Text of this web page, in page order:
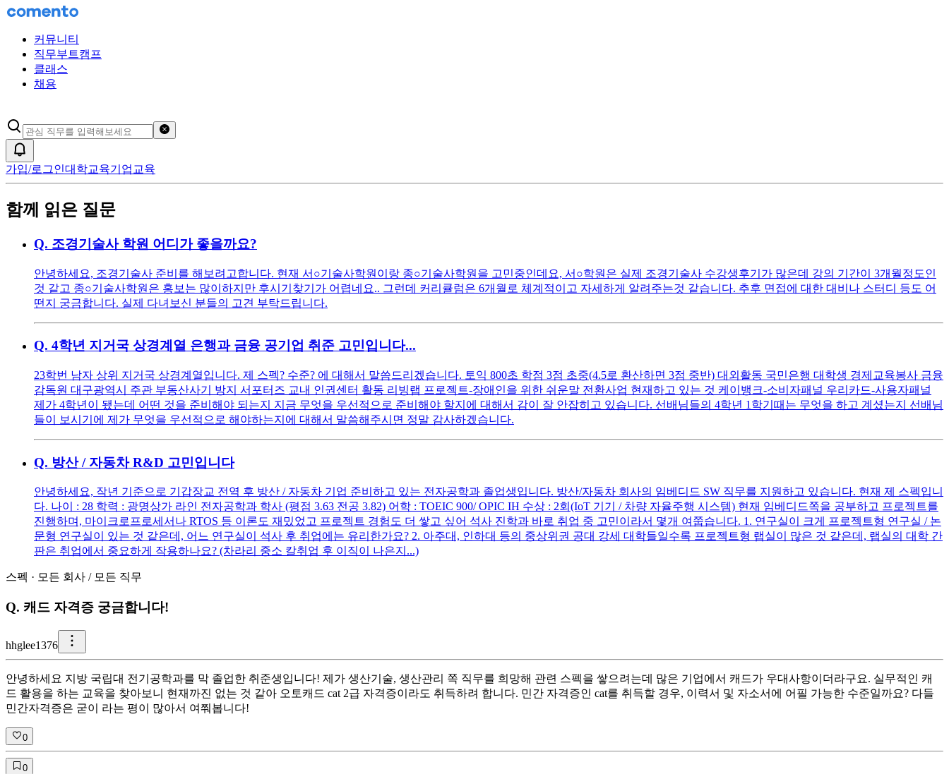
커뮤니티
직무부트캠프
클래스
채용
가입/로그인대학교육기업교육
함께 읽은 질문
Q. 조경기술사 학원 어디가 좋을까요?
안녕하세요, 조경기술사 준비를 해보려고합니다. 현재 서○기술사학원이랑 종○기술사학원을 고민중인데요, 서○학원은 실제 조경기술사 수강생후기가 많은데 강의 기간이 3개월정도인
것 같고 종○기술사학원은 홍보는 많이하지만 후시기찾기가 어렵네요.. 그런데 커리큘럼은 6개월로 체계적이고 자세하게 알려주는것 같습니다. 추후 면접에 대한 대비나 스터디 등도 어
떤지 궁금합니다. 실제 다녀보신 분들의 고견 부탁드립니다.
Q. 4학년 지거국 상경계열 은행과 금융 공기업 취준 고민입니다...
23학번 남자 상위 지거국 상경계열입니다. 제 스펙? 수준? 에 대해서 말씀드리겠습니다. 토익 800초 학점 3점 초중(4.5로 환산하면 3점 중반) 대외활동 국민은행 대학생 경제교육봉사 금융
감독원 대구광역시 주관 부동산사기 방지 서포터즈 교내 인권센터 활동 리빙랩 프로젝트-장애인을 위한 쉬운말 전환사업 현재하고 있는 것 케이뱅크-소비자패널 우리카드-사용자패널
제가 4학년이 됐는데 어떤 것을 준비해야 되는지 지금 무엇을 우선적으로 준비해야 할지에 대해서 감이 잘 안잡히고 있습니다. 선배님들의 4학년 1학기때는 무엇을 하고 계셨는지 선배님
들이 보시기에 제가 무엇을 우선적으로 해야하는지에 대해서 말씀해주시면 정말 감사하겠습니다.
Q. 방산 / 자동차 R&D 고민입니다
안녕하세요, 작년 기준으로 기갑장교 전역 후 방산 / 자동차 기업 준비하고 있는 전자공학과 졸업생입니다. 방산/자동차 회사의 임베디드 SW 직무를 지원하고 있습니다. 현재 제 스펙입니
다. 나이 : 28 학력 : 광명상가 라인 전자공학과 학사 (평점 3.63 전공 3.82) 어학 : TOEIC 900/ OPIC IH 수상 : 2회(IoT 기기 / 차량 자율주행 시스템) 현재 임베디드쪽을 공부하고 프로젝트를
진행하며, 마이크로프로세서나 RTOS 등 이론도 재밌었고 프로젝트 경험도 더 쌓고 싶어 석사 진학과 바로 취업 중 고민이라서 몇개 여쭙습니다. 1. 연구실이 크게 프로젝트형 연구실 / 논
문형 연구실이 있는 것 같은데, 어느 연구실이 석사 후 취업에는 유리한가요? 2. 아주대, 인하대 등의 중상위권 공대 강세 대학들일수록 프로젝트형 랩실이 많은 것 같은데, 랩실의 대학 간
판은 취업에서 중요하게 작용하나요? (차라리 중소 칼취업 후 이직이 나은지...)
스펙 · 모든 회사 / 모든 직무
Q. 캐드 자격증 궁금합니다!
hhglee1376
안녕하세요 지방 국립대 전기공학과를 막 졸업한 취준생입니다! 제가 생산기술, 생산관리 쪽 직무를 희망해 관련 스펙을 쌓으려는데 많은 기업에서 캐드가 우대사항이더라구요. 실무적인 캐
드 활용을 하는 교육을 찾아보니 현재까진 없는 것 같아 오토캐드 cat 2급 자격증이라도 취득하려 합니다. 민간 자격증인 cat를 취득할 경우, 이력서 및 자소서에 어필 가능한 수준일까요? 다들
민간자격증은 굳이 라는 평이 많아서 여쭤봅니다!
0
0